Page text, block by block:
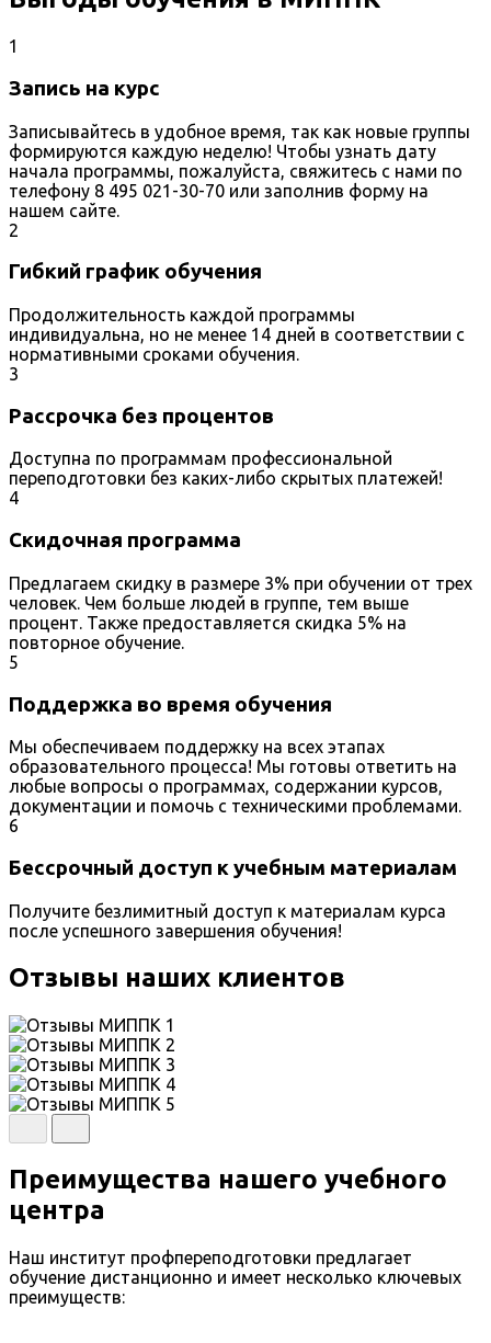
1
Запись на курс
Записывайтесь в удобное время, так как новые группы
формируются каждую неделю! Чтобы узнать дату
начала программы, пожалуйста, свяжитесь с нами по
телефону 8 495 021-30-70 или заполнив форму на
нашем сайте.
2
Гибкий график обучения
Продолжительность каждой программы
индивидуальна, но не менее 14 дней в соответствии с
нормативными сроками обучения.
3
Рассрочка без процентов
Доступна по программам профессиональной
переподготовки без каких-либо скрытых платежей!
4
Скидочная программа
Предлагаем скидку в размере 3% при обучении от трех
человек. Чем больше людей в группе, тем выше
процент. Также предоставляется скидка 5% на
повторное обучение.
5
Поддержка во время обучения
Мы обеспечиваем поддержку на всех этапах
образовательного процесса! Мы готовы ответить на
любые вопросы о программах, содержании курсов,
документации и помочь с техническими проблемами.
6
Бессрочный доступ к учебным материалам
Получите безлимитный доступ к материалам курса
после успешного завершения обучения!
Отзывы наших клиентов
Преимущества нашего учебного
центра
Наш институт профпереподготовки предлагает
обучение дистанционно и имеет несколько ключевых
преимуществ: